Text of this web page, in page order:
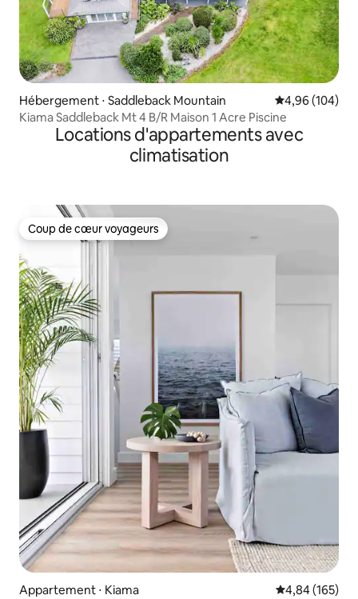
Hébergement ⋅ Saddleback Mountain Évaluation
4,96 (104)
Kiama Saddleback Mt 4 B/R Maison 1 Acre Piscine
Locations d'appartements avec
climatisation
Coup de cœur voyageurs
Coup de cœur voyageurs
Appartement ⋅ Kiama Évaluation
4,84 (165)